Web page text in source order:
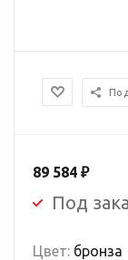
Цвет: бронза
89 584 ₽
Под